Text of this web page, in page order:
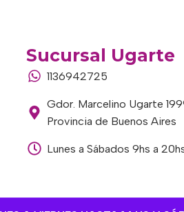
Sucursal Ugarte
1136942725
Gdor. Marcelino Ugarte
Provincia de Buenos Aires
Lunes a Sábados 9hs a